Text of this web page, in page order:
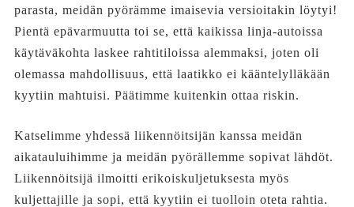
parasta, meidän pyörämme imaisevia versioitakin löytyi!
Pientä epävarmuutta toi se, että kaikissa linja-autoissa
käytäväkohta laskee rahtitiloissa alemmaksi, joten oli
olemassa mahdollisuus, että laatikko ei kääntelylläkään
kyytiin mahtuisi. Päätimme kuitenkin ottaa riskin.
Katselimme yhdessä liikennöitsijän kanssa meidän
aikatauluihimme ja meidän pyörällemme sopivat lähdöt.
Liikennöitsijä ilmoitti erikoiskuljetuksesta myös
kuljettajille ja sopi, että kyytiin ei tuolloin oteta rahtia.